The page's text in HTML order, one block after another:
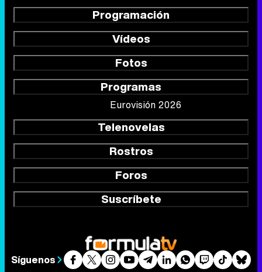
Programación
Vídeos
Fotos
Programas
Eurovisión 2026
Telenovelas
Rostros
Foros
Suscríbete
Síguenos